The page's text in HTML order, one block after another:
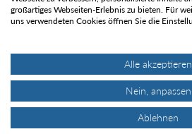
Gefällt mir
großartiges Webseiten-Erlebnis zu bieten. Für
uns verwendeten Cookies öffnen Sie die
Alle akzeptieren
Nein, anpassen
Ablehnen